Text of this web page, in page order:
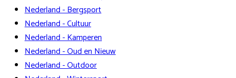
Nederland - Bergsport
Nederland - Cultuur
Nederland - Kamperen
Nederland - Oud en Nieuw
Nederland - Outdoor